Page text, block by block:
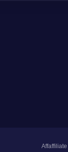
Affaffiliate